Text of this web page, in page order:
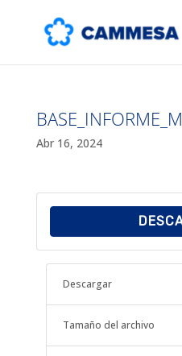
Abr 16, 2024
Descargar
Tamaño del archivo